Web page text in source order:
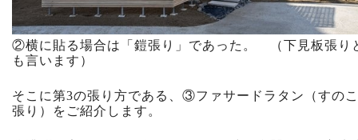
②横に貼る場合は「鎧張り」であった。 （下見板張り
も言います）
そこに第3の張り方である、③ファサードラタン（すのこ
張り）をご紹介します。